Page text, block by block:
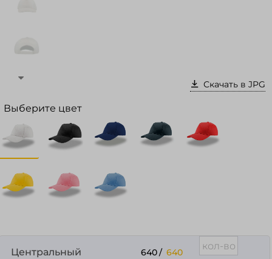
Скачать в JPG
Выберите цвет
Центральный 640/ 640